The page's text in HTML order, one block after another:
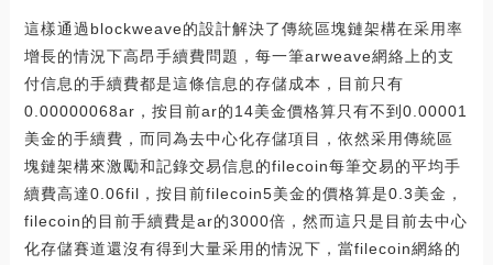
這樣通過blockweave的設計解決了傳統區塊鏈架構在采用率
增長的情況下高昂手續費問題，每一筆arweave網絡上的支
付信息的手續費都是這條信息的存儲成本，目前只有
0.00000068ar，按目前ar的14美金價格算只有不到0.00001
美金的手續費，而同為去中心化存儲項目，依然采用傳統區
塊鏈架構來激勵和記錄交易信息的filecoin每筆交易的平均手
續費高達0.06fil，按目前filecoin5美金的價格算是0.3美金，
filecoin的目前手續費是ar的3000倍，然而這只是目前去中心
化存儲賽道還沒有得到大量采用的情況下，當filecoin網絡的